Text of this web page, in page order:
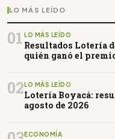
LO MÁS LEÍDO
01 LO MÁS LEÍDO
Resultados Lotería
quién ganó el
02LO MÁS LEÍDO
Lotería Boyacá:
agosto de 2026
ECONOMÍA